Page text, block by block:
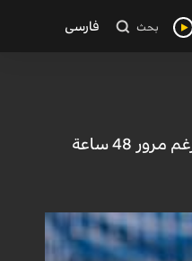
بحث فارسی
لا تزال أصداء الفيديو المسرب لمهاجم ريال مدريد، الفرنسي كريم بنزيما، حاضرة في أوساط وسائل التواصل الاجتماعي، رغم مرور 48 ساعة